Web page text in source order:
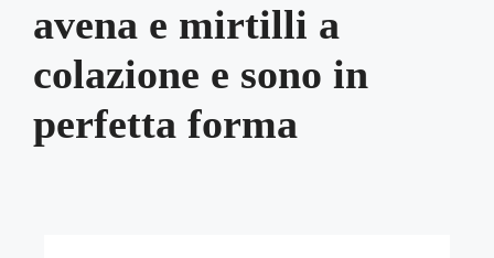
avena e mirtilli a
colazione e sono in
perfetta forma